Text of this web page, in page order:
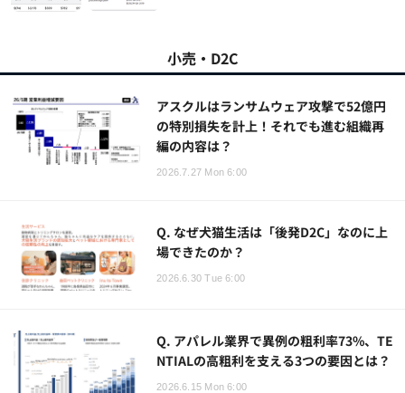
小売・D2C
アスクルはランサムウェア攻撃で52億円
の特別損失を計上！それでも進む組織再
編の内容は？
2026.7.27 Mon 6:00
Q. なぜ犬猫生活は「後発D2C」なのに上
場できたのか？
2026.6.30 Tue 6:00
Q. アパレル業界で異例の粗利率73%、TE
NTIALの高粗利を支える3つの要因とは？
2026.6.15 Mon 6:00